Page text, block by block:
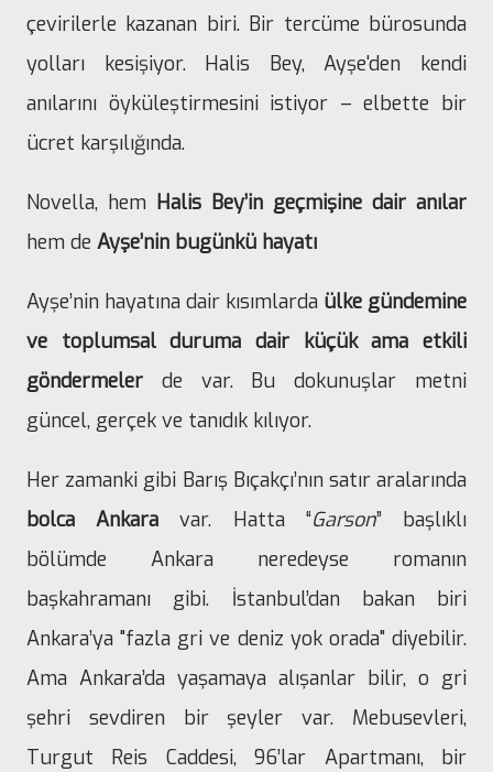
çevirilerle kazanan biri. Bir tercüme bürosunda
yolları kesişiyor. Halis Bey, Ayşe'den kendi
anılarını öyküleştirmesini istiyor – elbette bir
ücret karşılığında.
Novella, hem Halis Bey’in geçmişine dair anılar
hem de Ayşe’nin bugünkü hayatı
Ayşe’nin hayatına dair kısımlarda ülke gündemine
ve toplumsal duruma dair küçük ama etkili
göndermeler de var. Bu dokunuşlar metni
güncel, gerçek ve tanıdık kılıyor.
Her zamanki gibi Barış Bıçakçı’nın satır aralarında
bolca Ankara var. Hatta “Garson” başlıklı
bölümde Ankara neredeyse romanın
başkahramanı gibi. İstanbul’dan bakan biri
Ankara’ya "fazla gri ve deniz yok orada" diyebilir.
Ama Ankara’da yaşamaya alışanlar bilir, o gri
şehri sevdiren bir şeyler var. Mebusevleri,
Turgut Reis Caddesi, 96’lar Apartmanı, bir